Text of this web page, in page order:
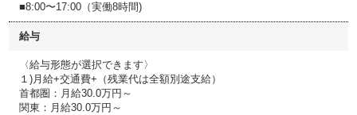
■8:00〜17:00（実働8時間)
給与
〈給与形態が選択できます〉
１)月給+交通費+（残業代は全額別途支給）
首都圏：月給30.0万円～
関東：月給30.0万円～